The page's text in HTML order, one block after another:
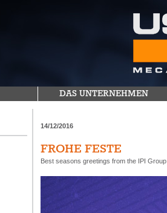
DAS UNTERNEHMEN
14/12/2016
FROHE FESTE
Best seasons greetings from the IPI Group